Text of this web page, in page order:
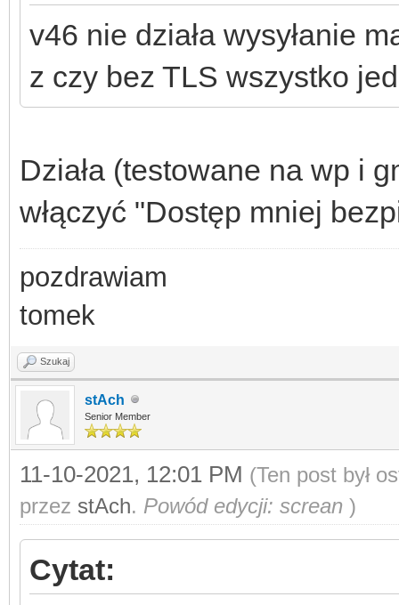
v46 nie działa wysyłanie
z czy bez TLS wszystko
Działa (testowane na wp i
włączyć "Dostęp mniej
pozdrawiam
tomek
Szukaj
stAch
Senior Member
11-10-2021, 12:01 PM (Ten post był
przez stAch. Powód edycji: screan )
Cytat: